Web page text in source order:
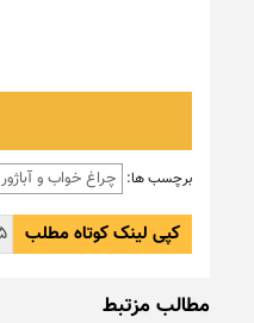
برچسب ها: چراغ خواب و آباژور
کپی لینک کوتاه مطلب
مطالب مزتبط